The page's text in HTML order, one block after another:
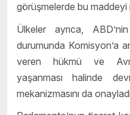
görüşmelerde bu maddeyi
Ülkeler ayrıca,
durumunda Komisyon’a
veren hükmü ve
yaşanması halinde
mekanizmasını da